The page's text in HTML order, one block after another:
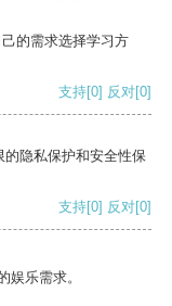
的需求选择学习方
支持[0] 反对[0]
隐私保护和安全性保
支持[0] 反对[0]
娱乐需求。